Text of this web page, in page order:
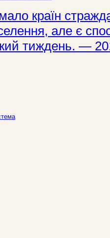
країн
але є
тиждень.